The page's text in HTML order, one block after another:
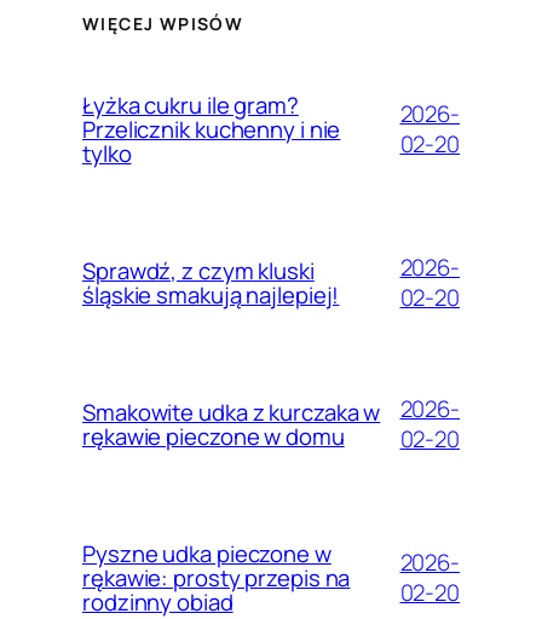
WIĘCEJ WPISÓW
Łyżka cukru ile gram?
Przelicznik kuchenny i nie
tylko
2026-
02-20
Sprawdź, z czym kluski
śląskie smakują najlepiej!
2026-
02-20
Smakowite udka z kurczaka w
rękawie pieczone w domu
2026-
02-20
Pyszne udka pieczone w
rękawie: prosty przepis na
rodzinny obiad
2026-
02-20